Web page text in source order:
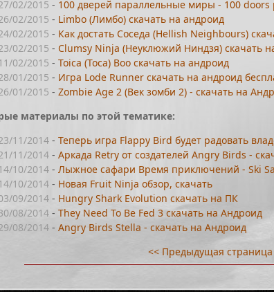
02/2015 - 100 дверей параллельные миры - 100
02/2015 - Limbo (Лимбо) скачать на андроид
02/2015 - Как достать Соседа (Hellish Neighbours)
02/2015 - Clumsy Ninja (Неуклюжий Ниндзя) скачать
02/2015 -Toica (Toca) Boo скачать на андроид
01/2015 - Игра Lode Runner скачать на андроид
01/2015 -Zombie Age 2 (Век зомби 2) - скачать на
материалы по этой тематике:
11/2014 -Теперь игра Flappy Bird будет радовать
11/2014 -Аркада Retry от создателей Angry Birds -
10/2014 -Лыжное сафари Время приключений - Ski
10/2014 - Новая Fruit Ninja обзор, скачать
09/2014 - Hungry Shark Evolution скачать на ПК
08/2014 -They Need To Be Fed 3 скачать на Андроид
08/2014 -Angry Birds Stella - скачать на Андроид
<< Предыдущая страница